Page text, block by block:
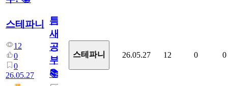
스테파니
12
0
0
26.05.27
틈
새
공
부!
📚
스테파니 26.05.27 12 0 0